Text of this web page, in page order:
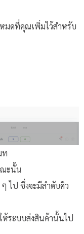
มดที่คุณเพิ่มไว้สำหรับ
ท
ณะนั้น
ไป ซึ่งจะมีลำดับคิว
ห้ระบบส่งสินค้านั้นไป